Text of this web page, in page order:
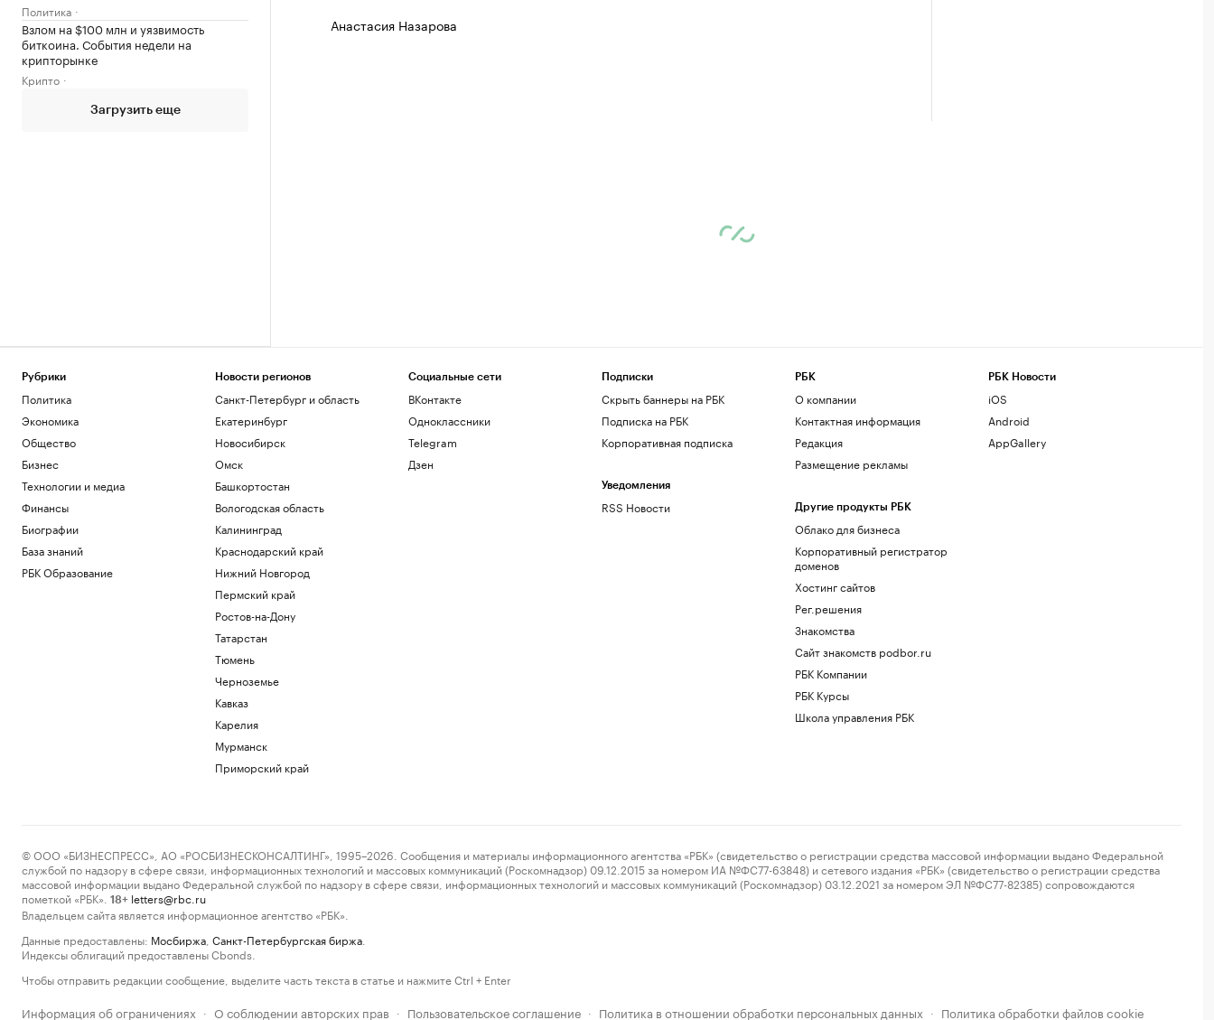
Политика
Взлом на $100 млн и уязвимость
биткоина. События недели на
крипторынке
Крипто
Загрузить еще
Анастасия Назарова
Рубрики
Политика
Экономика
Общество
Бизнес
Технологии и медиа
Финансы
Биографии
База знаний
РБК Образование
Новости регионов
Санкт-Петербург и область
Екатеринбург
Новосибирск
Омск
Башкортостан
Вологодская область
Калининград
Краснодарский край
Нижний Новгород
Пермский край
Ростов-на-Дону
Татарстан
Тюмень
Черноземье
Кавказ
Карелия
Мурманск
Приморский край
Социальные сети
ВКонтакте
Одноклассники
Telegram
Дзен
Подписки
Скрыть баннеры на РБК
Подписка на РБК
Корпоративная подписка
Уведомления
RSS Новости
РБК
О компании
Контактная информация
Редакция
Размещение рекламы
Другие продукты РБК
Облако для бизнеса
Корпоративный регистратор
доменов
Хостинг сайтов
Рег.решения
Знакомства
Сайт знакомств podbor.ru
РБК Компании
РБК Курсы
Школа управления РБК
РБК Новости
iOS
Android
AppGallery
© ООО «БИЗНЕСПРЕСС», АО «РОСБИЗНЕСКОНСАЛТИНГ», 1995–2026. Сообщения и материалы информационного агентства «РБК» (свидетельство о регистрации средства массовой информации выдано Федеральной
службой по надзору в сфере связи, информационных технологий и массовых коммуникаций (Роскомнадзор) 09.12.2015 за номером ИА №ФС77-63848) и сетевого издания «РБК» (свидетельство о регистрации средства
массовой информации выдано Федеральной службой по надзору в сфере связи, информационных технологий и массовых коммуникаций (Роскомнадзор) 03.12.2021 за номером ЭЛ №ФС77-82385) сопровождаются
пометкой «РБК».
18+ letters@rbc.ru
Владельцем сайта является информационное агентство «РБК».
Данные предоставлены: Мосбиржа Санкт-Петербургская биржа
Индексы облигаций предоставлены Cbonds.
Чтобы отправить редакции сообщение, выделите часть текста в статье и нажмите Ctrl + Enter
Информация об ограничениях · О соблюдении авторских прав · Пользовательское соглашение · Политика в отношении обработки персональных данных · Политика обработки файлов cookie